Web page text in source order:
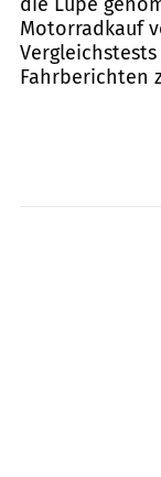
Motorradkauf
Fahrberichten